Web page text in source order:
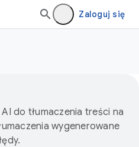
Zaloguj się
do tłumaczenia treści na
wygenerowane